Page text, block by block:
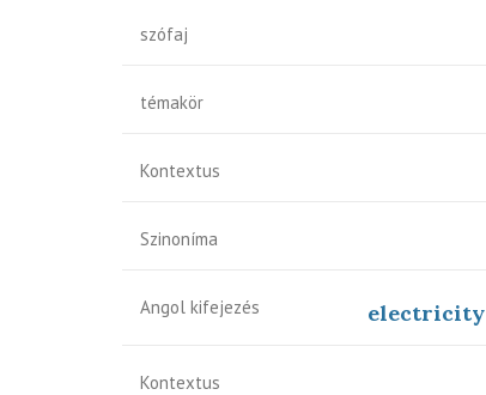
szófaj
témakör
Kontextus
Szinoníma
Angol kifejezés electricity
Kontextus